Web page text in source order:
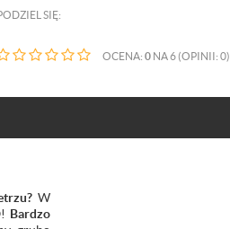
SIĘ:
OCENA: 0 NA 6 (OPINII: 0)
W
Bardzo